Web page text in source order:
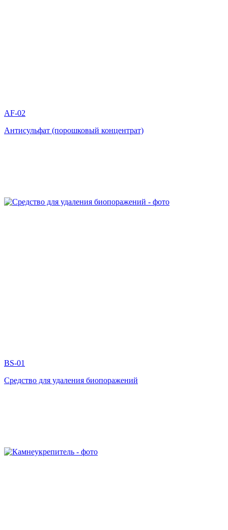
AF-02
Антисульфат (порошковый концентрат)
BS-01
Средство для удаления биопоражений